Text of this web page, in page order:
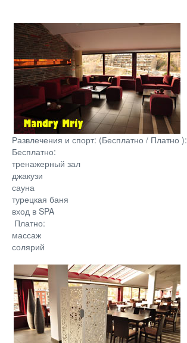
Развлечения и спорт: (Бесплатно / Платно ):
Бесплатно:
тренажерный зал
джакузи
сауна
турецкая баня
вход в SPA
Платно:
массаж
солярий